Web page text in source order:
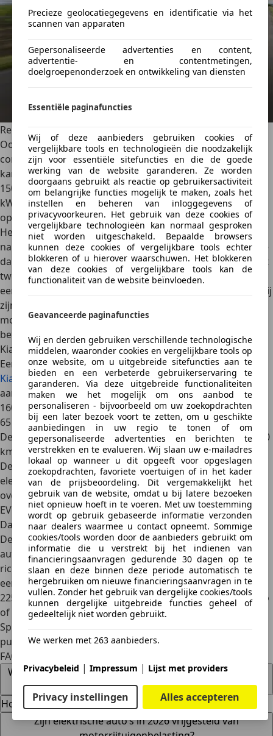
Precieze geolocatiegegevens en identificatie via het
scannen van apparaten
Gepersonaliseerde advertenties en content,
advertentie- en contentmetingen,
doelgroepenonderzoek en ontwikkeling van diensten
Essentiële paginafuncties
Wij of deze aanbieders gebruiken cookies of
vergelijkbare tools en technologieën die noodzakelijk
zijn voor essentiële sitefuncties en die de goede
werking van de website garanderen. Ze worden
doorgaans gebruikt als reactie op gebruikersactiviteit
om belangrijke functies mogelijk te maken, zoals het
instellen en beheren van inloggegevens of
privacyvoorkeuren. Het gebruik van deze cookies of
vergelijkbare technologieën kan normaal gesproken
niet worden uitgeschakeld. Bepaalde browsers
kunnen deze cookies of vergelijkbare tools echter
blokkeren of u hierover waarschuwen. Het blokkeren
van deze cookies of vergelijkbare tools kan de
functionaliteit van de website beïnvloeden.
Geavanceerde paginafuncties
Wij en derden gebruiken verschillende technologische
middelen, waaronder cookies en vergelijkbare tools op
onze website, om u uitgebreide sitefuncties aan te
bieden en een verbeterde gebruikerservaring te
garanderen. Via deze uitgebreide functionaliteiten
maken we het mogelijk om ons aanbod te
personaliseren - bijvoorbeeld om uw zoekopdrachten
bij een later bezoek voort te zetten, om u geschikte
aanbiedingen in uw regio te tonen of om
gepersonaliseerde advertenties en berichten te
verstrekken en te evalueren. Wij slaan uw e-mailadres
lokaal op wanneer u dit opgeeft voor opgeslagen
zoekopdrachten, favoriete voertuigen of in het kader
van de prijsbeoordeling. Dit vergemakkelijkt het
gebruik van de website, omdat u bij latere bezoeken
niet opnieuw hoeft in te voeren. Met uw toestemming
wordt op gebruik gebaseerde informatie verzonden
naar dealers waarmee u contact opneemt. Sommige
cookies/tools worden door de aanbieders gebruikt om
informatie die u verstrekt bij het indienen van
financieringsaanvragen gedurende 30 dagen op te
slaan en deze binnen deze periode automatisch te
hergebruiken om nieuwe financieringsaanvragen in te
vullen. Zonder het gebruik van dergelijke cookies/tools
kunnen dergelijke uitgebreide functies geheel of
gedeeltelijk niet worden gebruikt.
We werken met 263 aanbieders.
Privacybeleid | Impressum | Lijst met providers
Privacy instellingen Alles accepteren
Renault 5
Ook Renault introduceerde in 2024 een betaalbare
compacte EV: deRenault 5 E-Tech. De elektrische Renault
kan ook tot100 kW snelladenen beschikt over 95, 120 of
150 pk. Er zijn twee verschillende accuvarianten:40 of 52
kWh
. Daarmee haal je respectievelijk 300 of 410 kilometer
op een volle acculading.
Het design van de Renault 5 E-Tech is een dikke knipoog
naar deRenault 5uit de jaren 70 en 80, met een aflopende
daklijn en puntige koplampen. De auto is verkrijgbaar met
twee batterijvarianten van 40 kWh en 52 kWh, goed voor
een actieradius tot ongeveer 410 kilometer (WLTP). Dankzij
zijn relatief scherpe prijs (minder dan 25.000 euro) en
moderne technologie behoort de Renault 5 tot de
betaalbaardere elektrische auto’s in Europa.
Kia Niro EV
Een andere interessante, betaalbare elektrische auto is de
Kia Niro EV. De sterkste versie is de puurelektrisch
aangedreven Kia Niro EV, met een systeemvermogen van
160 kW (218 pk), 255 Nm koppel en een batterij van bijna
65 kWh.
De elektromotor zorgt voor een acceleratie van 0 naar 100
km/u in 7,8 seconden en de topsnelheid ligt op 167 km/u.
De actieradius is 460 kilometer (WLTP). Vanwege de puur
elektrische aandrijving is een (conventionele) transmissie
overbodig. De prijzen van de volledig elektrische Kia Niro
EV liggen tussen de€ 44.795 en € 50.395.
Dacia Spring
De
Dacia Springblijfteen van de goedkoopste elektrische
auto’s op de Europese markt. Deze compacte stadsauto
richt zich vooral op korte ritten en stedelijk gebruik. Met
een relatief kleine batterij en een actieradius tot ongeveer
225 kilometer (WLTP) is hij vooralgeschikt als tweede auto
of stadsauto. Dankzij zijn lage aanschafprijs maakt de
Spring elektrisch rijden toegankelijk voor een breder
publiek.
FAQ
Wat is het tarief voor bijtelling voor elektrische auto's in
2026?
Hoe zit het met de SEPP in 2026?
Zijn elektrische auto’s in 2026 vrijgesteld van